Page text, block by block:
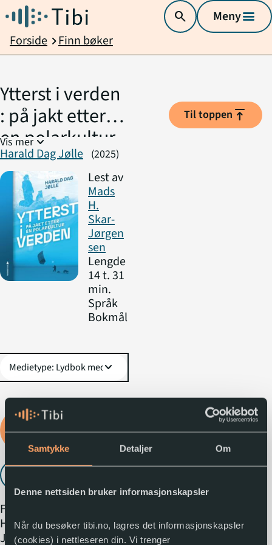
Samtykke Detaljer Om
Denne nettsiden bruker informasjonskapsler
Når du besøker tibi.no, lagres det informasjonskapsler
(cookies) i nettleseren din. Vi trenger
search Menymenu
Forside chevron_rightFinn bøker
Ytterst i verden
: på jakt etter
en polarkultur
Vis merexpand_more
Harald Dag Jølle (2025)
Lest av
Mads
H.
Skar-
Jørgen
sen
Lengde
14 t. 31
min.
Språk
Bokmål
expand_more
Logg inn for å låne
lydboka
Fra forlagets omtale:
Historiker Harald Dag
Jølle har fulgt
Til toppen vertical_align_top